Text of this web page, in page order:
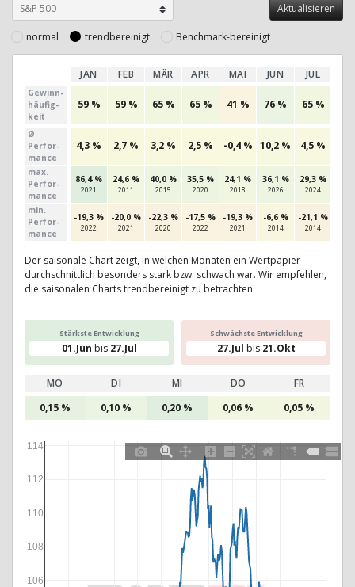
normal trendbereinigt Benchmark-bereinigt
JAN FEB MÄR APR MAI JUN JUL
Gewinn­
häufig­
keit
59 % 59 % 65 % 65 % 41 % 76 % 65 %
Ø
Perfor­
mance
4,3 % 2,7 % 3,2 % 2,5 % -0,4 % 10,2 % 4,5 %
max.
Per­for­
mance
86,4 %
2021
24,6 %
2011
40,0 %
2015
35,5 %
2020
24,1 %
2018
36,1 %
2026
29,3 %
2024
min.
Per­for­
mance
-19,3 %
2022
-20,0 %
2021
-22,3 %
2020
-17,5 %
2022
-19,3 %
2021
-6,6 %
2014
-21,1 %
2014
Der saisonale Chart zeigt, in welchen Monaten ein Wertpapier
durchschnittlich besonders stark bzw. schwach war. Wir empfehlen,
die saisonalen Charts trendbereinigt zu betrachten.
106
108
110
112
114
Stärkste Entwicklung
01.Jun bis 27.Jul
Schwächste Entwicklung
27.Jul bis 21.Okt
MO DI MI DO
FR
0,15 %
0,10 % 0,20 % 0,06 % 0,05 %